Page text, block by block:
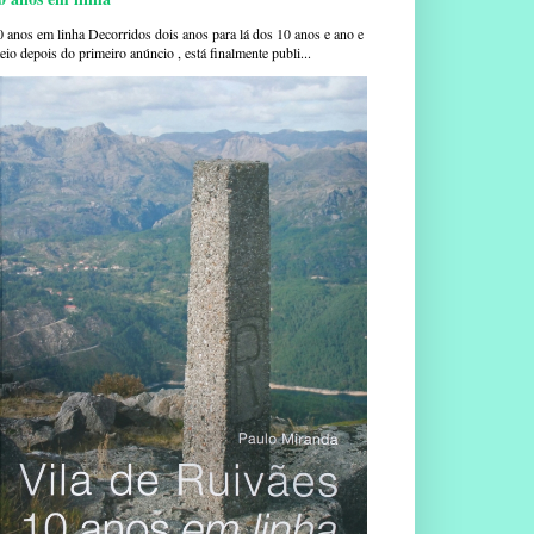
anos em linha Decorridos dois anos para lá dos 10 anos e ano e
depois do primeiro anúncio , está finalmente publi...